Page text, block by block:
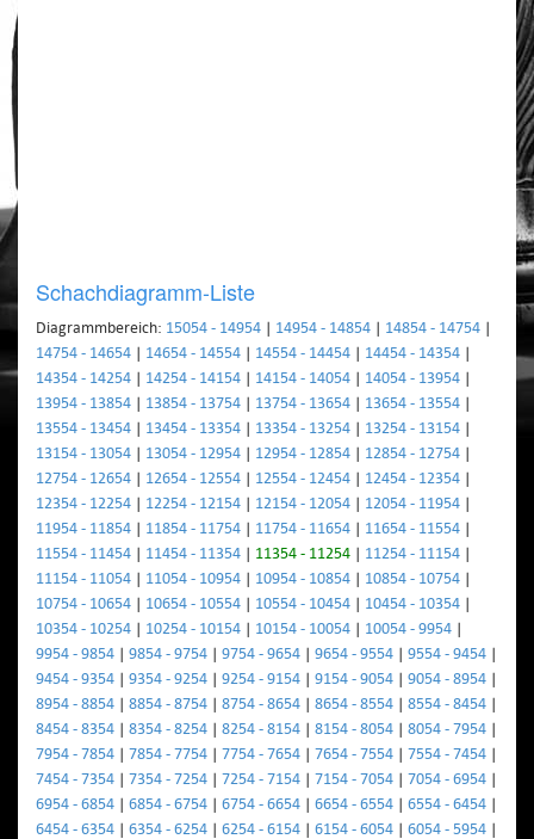
Schachdiagramm-Liste
Diagrammbereich: 15054 - 14954 | 14954 - 14854 | 14854 - 14754 |
14754 - 14654 | 14654 - 14554 | 14554 - 14454 | 14454 - 14354 |
14354 - 14254 | 14254 - 14154 | 14154 - 14054 | 14054 - 13954 |
13954 - 13854 | 13854 - 13754 | 13754 - 13654 | 13654 - 13554 |
13554 - 13454 | 13454 - 13354 | 13354 - 13254 | 13254 - 13154 |
13154 - 13054 | 13054 - 12954 | 12954 - 12854 | 12854 - 12754 |
12754 - 12654 | 12654 - 12554 | 12554 - 12454 | 12454 - 12354 |
12354 - 12254 | 12254 - 12154 | 12154 - 12054 | 12054 - 11954 |
11954 - 11854 | 11854 - 11754 | 11754 - 11654 | 11654 - 11554 |
11554 - 11454 | 11454 - 11354 | 11354 - 11254 | 11254 - 11154 |
11154 - 11054 | 11054 - 10954 | 10954 - 10854 | 10854 - 10754 |
10754 - 10654 | 10654 - 10554 | 10554 - 10454 | 10454 - 10354 |
10354 - 10254 | 10254 - 10154 | 10154 - 10054 | 10054 - 9954 |
9954 - 9854 | 9854 - 9754 | 9754 - 9654 | 9654 - 9554 | 9554 - 9454 |
9454 - 9354 | 9354 - 9254 | 9254 - 9154 | 9154 - 9054 | 9054 - 8954 |
8954 - 8854 | 8854 - 8754 | 8754 - 8654 | 8654 - 8554 | 8554 - 8454 |
8454 - 8354 | 8354 - 8254 | 8254 - 8154 | 8154 - 8054 | 8054 - 7954 |
7954 - 7854 | 7854 - 7754 | 7754 - 7654 | 7654 - 7554 | 7554 - 7454 |
7454 - 7354 | 7354 - 7254 | 7254 - 7154 | 7154 - 7054 | 7054 - 6954 |
6954 - 6854 | 6854 - 6754 | 6754 - 6654 | 6654 - 6554 | 6554 - 6454 |
6454 - 6354 | 6354 - 6254 | 6254 - 6154 | 6154 - 6054 | 6054 - 5954 |